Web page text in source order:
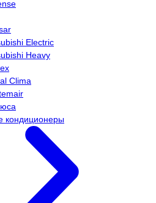
Electric
Heavy
Clima
кондиционеры